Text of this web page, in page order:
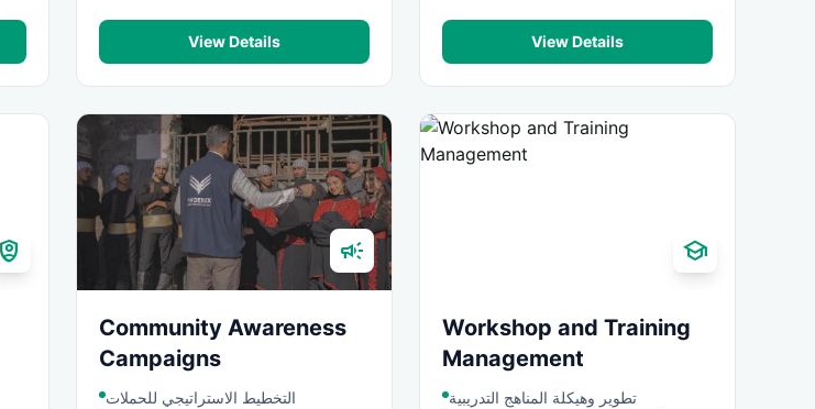
View Details View Details
shield_person campaign
Community Awareness
Campaigns
التخطيط الاستراتيجي للحملات
school
Workshop and Training
Management
تطوير وهيكلة المناهج التدريبية